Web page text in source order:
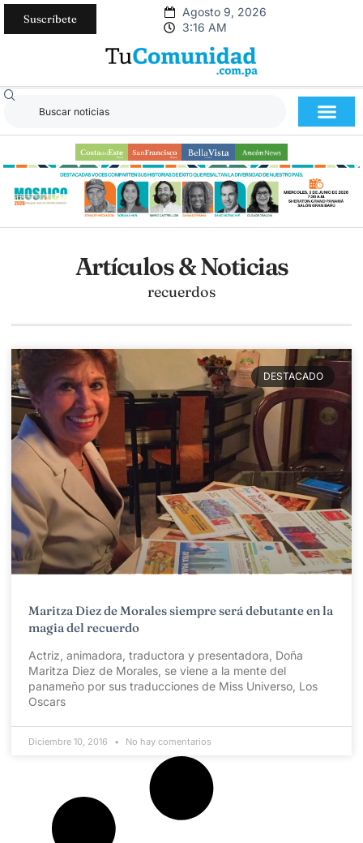
Suscríbete
Agosto 9, 2026
3:16 AM
Artículos & Noticias
recuerdos
DESTACADO
Maritza Diez de Morales siempre será debutante en la
magia del recuerdo
Actriz, animadora, traductora y presentadora, Doña
Maritza Diez de Morales, se viene a la mente del
panameño por sus traducciones de Miss Universo, Los
Oscars
Diciembre 10, 2016 No hay comentarios